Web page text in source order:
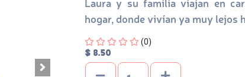
hogar, donde vivían ya muy lejos
Four out of Five Stars
(0)
$ 8.50